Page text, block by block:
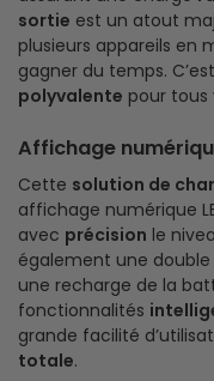
sortie est un atout
plusieurs appareils en
gagner du temps.
polyvalente pour tous
Affichage
Cette solution de
affichage numérique
avec précision le
également une double
une recharge de la
fonctionnalités
grande facilité
totale.